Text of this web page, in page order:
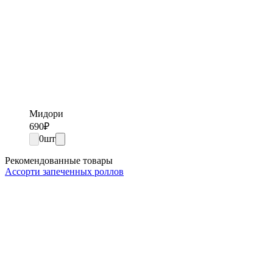
Мидори
690₽
0шт
Рекомендованные товары
Ассорти запеченных роллов